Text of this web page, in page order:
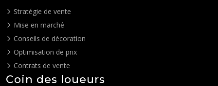
Stratégie de vente
Mise en marché
Conseils de décoration
Optimisation de prix
Contrats de vente
Coin des loueurs